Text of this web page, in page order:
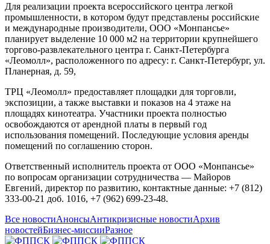
Для реализации проекта всероссийского центра легкой
промышленности, в котором будут представлены российские
и международные производители, ООО «Монпансье»
планирует выделение 10 000 м2 на территории крупнейшего
торгово-развлекательного центра г. Санкт-Петербурга
«Леомолл», расположенного по адресу: г. Санкт-Петербург, ул.
Планерная, д. 59,
ТРЦ «Леомолл» предоставляет площадки для торговли,
экспозиции, а также выставки и показов на 4 этаже на
площадях кинотеатра. Участники проекта полностью
освобождаются от арендной платы в первый год
использования помещений. Последующие условия аренды
помещений по соглашению сторон.
Ответственный исполнитель проекта от ООО «Монпансье»
по вопросам организации сотрудничества — Майоров
Евгений, директор по развитию, контактные данные: +7 (812)
333-00-21 доб. 1016, +7 (962) 699-23-48.
Все новостиАнонсыАнтикризисные новостиАрхив
новостейБизнес-миссииРазное